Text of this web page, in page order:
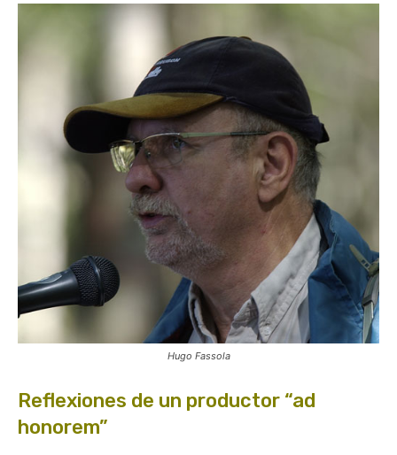
Hugo Fassola
Reflexiones de un productor “ad
honorem”